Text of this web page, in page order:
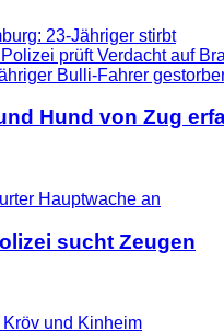
23-Jähriger stirbt
prüft Verdacht auf
Hund von Zug
sucht Zeugen